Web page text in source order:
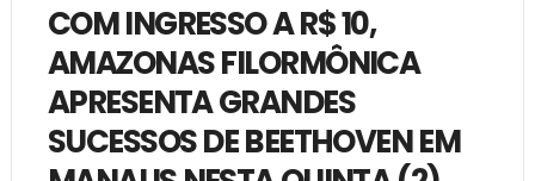
COM INGRESSO A R$ 10,
AMAZONAS FILORMÔNICA
APRESENTA GRANDES
SUCESSOS DE BEETHOVEN EM